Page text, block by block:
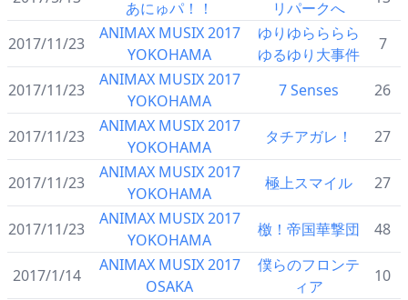
あにゅパ！！
リパークへ
2017/11/23
ANIMAX MUSIX 2017
YOKOHAMA
ゆりゆらららら
ゆるゆり大事件
7
2017/11/23
ANIMAX MUSIX 2017
YOKOHAMA
7 Senses 26
2017/11/23
ANIMAX MUSIX 2017
YOKOHAMA
タチアガレ！ 27
2017/11/23
ANIMAX MUSIX 2017
YOKOHAMA
極上スマイル 27
2017/11/23
ANIMAX MUSIX 2017
YOKOHAMA
檄！帝国華撃団 48
2017/1/14
ANIMAX MUSIX 2017
OSAKA
僕らのフロンテ
ィア
10